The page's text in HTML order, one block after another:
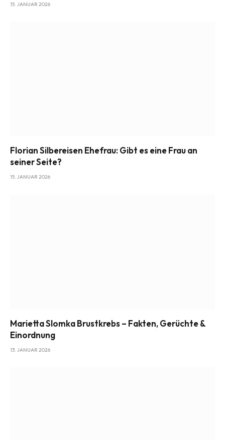
15. JANUAR 2026
Florian Silbereisen Ehefrau: Gibt es eine Frau an
seiner Seite?
15. JANUAR 2026
Marietta Slomka Brustkrebs – Fakten, Gerüchte &
Einordnung
13. JANUAR 2026